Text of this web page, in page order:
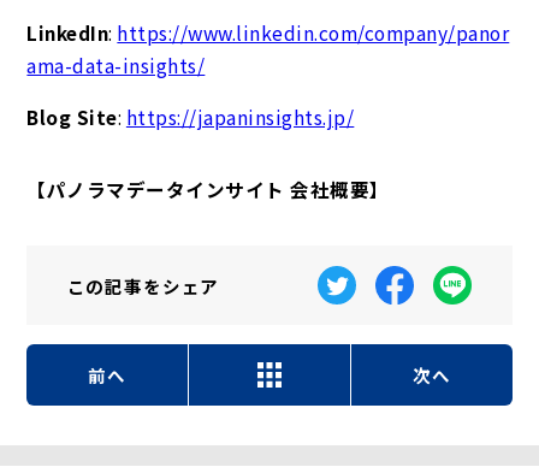
LinkedIn: https://www.linkedin.com/company/panor
ama-data-insights/
Blog Site: https://japaninsights.jp/
【パノラマデータインサイト 会社概要】
この記事をシェア
前へ 次へ